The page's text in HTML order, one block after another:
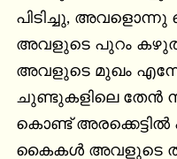
പിടിച്ചു,
അവളുടെ പുറം
അവളുടെ മുഖം
ചുണ്ടുകളിലെ
കൊണ്ട് അരക്കെട്ടില്‍
കൈകള്‍ അവളുടെ